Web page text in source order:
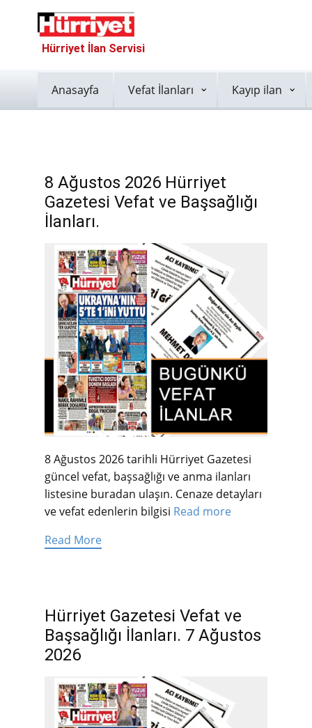
Hürriyet İlan Servisi
Anasayfa Vefat İlanları Kayıp ilan
8 Ağustos 2026 Hürriyet
Gazetesi Vefat ve Başsağlığı
İlanları.
8 Ağustos 2026 tarihli Hürriyet Gazetesi
güncel vefat, başsağlığı ve anma ilanları
listesine buradan ulaşın. Cenaze detayları
ve vefat edenlerin bilgisi Read more
Read More
Hürriyet Gazetesi Vefat ve
Başsağlığı İlanları. 7 Ağustos
2026